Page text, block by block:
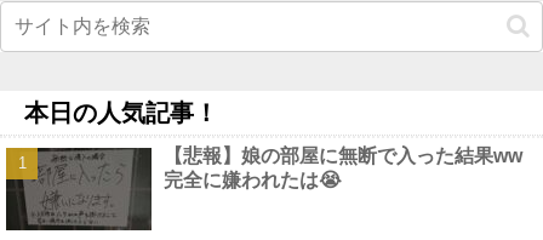
Powered by livedoor 相互RSS
NEW!
【画像】 この∧∨女優さんで100万回抜いてるｗｗｗｗｗｗｗ
を合成して投稿 日本政府が苦言「公的機関であっても許諾が必要」
他 NEW!
【画像】 村重杏奈さん(30)のお胸がコチラｗｗｗｗｗｗｗｗｗｗ
ｗｗ NEW!
1シーズン20勝以上の投手が一切出なくなった理由ってなに？他
NEW!
本日の人気記事！
【悲報】娘の部屋に無断で入った結果ww
完全に嫌われたは😭